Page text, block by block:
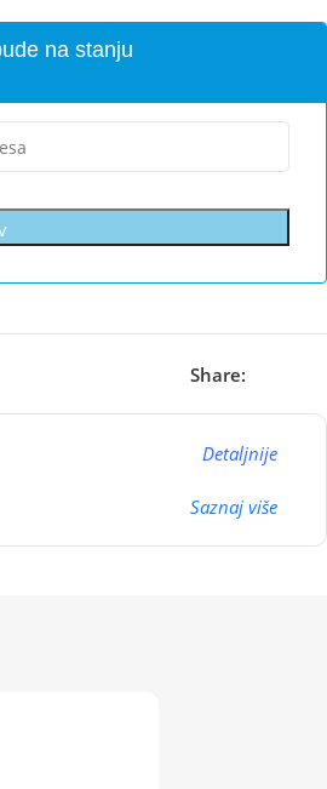
na stanju
Share:
Detaljnije
Saznaj više